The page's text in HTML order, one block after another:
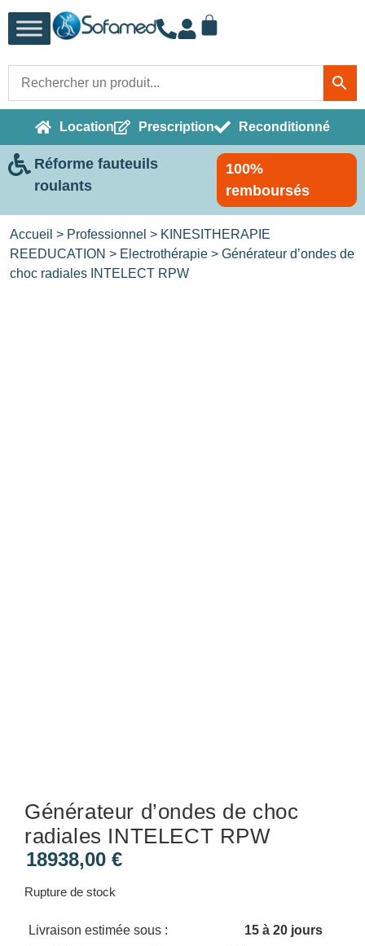
Location Prescription Reconditionné
Réforme fauteuils
roulants
100%
remboursés
Accueil > Professionnel > KINESITHERAPIE
REEDUCATION > Electrothérapie > Générateur d’ondes de
choc radiales INTELECT RPW
Générateur d’ondes de choc
radiales INTELECT RPW
18938,00 €
Rupture de stock
Livraison estimée sous :
15 à 20 jours